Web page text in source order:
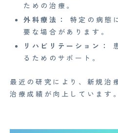
ための治療。
外科療法：
特定の病態
要な場合があります。
リハビリテーション：
るためのサポート。
最近の研究により、新規治
治療成績が向上しています。